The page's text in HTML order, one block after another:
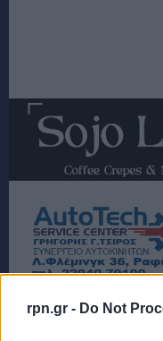
rpn.gr - Do Not